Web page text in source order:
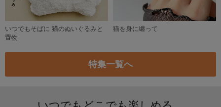
いつでもそばに 猫のぬいぐるみと
置物
猫を身に纏って
特集一覧へ